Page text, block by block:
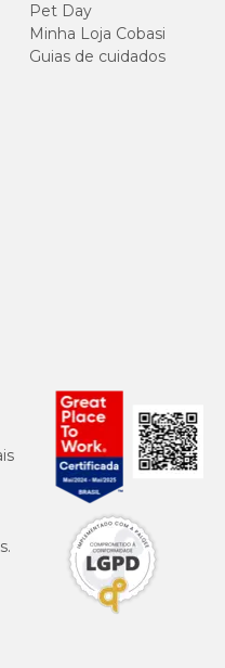
Pet Day
Minha Loja Cobasi
Guias de cuidados